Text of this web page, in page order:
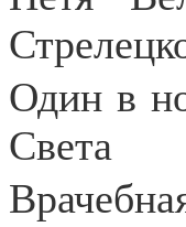
Один в
Света